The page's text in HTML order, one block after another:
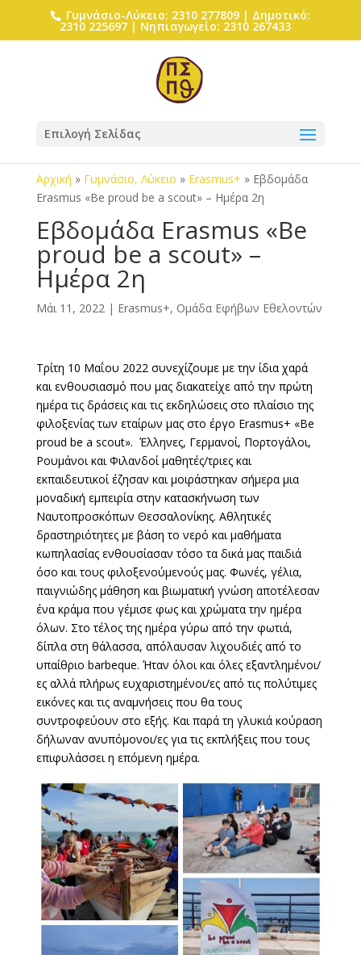
Γυμνάσιο-Λύκειο: 2310 277809 | Δημοτικό:
2310 225697 | Νηπιαγωγείο: 2310 267433
Επιλογή Σελίδας
Αρχική » Γυμνάσιο, Λύκειο » Erasmus+ » Εβδομάδα
Erasmus «Be proud be a scout» – Ημέρα 2η
Εβδομάδα Erasmus «Be
proud be a scout» –
Ημέρα 2η
Μάι 11, 2022| Erasmus+, Ομάδα Εφήβων Εθελοντών
Τρίτη 10 Μαΐου 2022 συνεχίζουμε με την ίδια χαρά
και ενθουσιασμό που μας διακατείχε από την πρώτη
ημέρα τις δράσεις και τις εκδηλώσεις στο πλαίσιο της
φιλοξενίας των εταίρων μας στο έργο Erasmus+ «Be
proud be a scout». Έλληνες, Γερμανοί, Πορτογάλοι,
Ρουμάνοι και Φιλανδοί μαθητές/τριες και
εκπαιδευτικοί έζησαν και μοιράστηκαν σήμερα μια
μοναδική εμπειρία στην κατασκήνωση των
Ναυτοπροσκόπων Θεσσαλονίκης. Αθλητικές
δραστηριότητες με βάση το νερό και μαθήματα
κωπηλασίας ενθουσίασαν τόσο τα δικά μας παιδιά
όσο και τους φιλοξενούμενούς μας. Φωνές, γέλια,
παιγνιώδης μάθηση και βιωματική γνώση αποτέλεσαν
ένα κράμα που γέμισε φως και χρώματα την ημέρα
όλων. Στο τέλος της ημέρα γύρω από την φωτιά,
δίπλα στη θάλασσα, απόλαυσαν λιχουδιές από το
υπαίθριο barbeque. Ήταν όλοι και όλες εξαντλημένοι/
ες αλλά πλήρως ευχαριστημένοι/ες από τις πολύτιμες
εικόνες και τις αναμνήσεις που θα τους
συντροφεύουν στο εξής. Και παρά τη γλυκιά κούραση
δήλωναν ανυπόμονοι/ες για τις εκπλήξεις που τους
επιφυλάσσει η επόμενη ημέρα.